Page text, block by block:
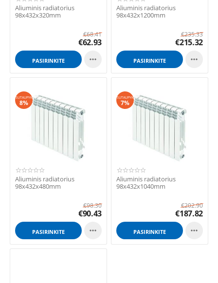
Aliuminis radiatorius
98x432x320mm
€68.41
€62.93
PASIRINKITE
GALIMYBES

Aliuminis radiatorius
98x432x1200mm
€235.33
€215.32
PASIRINKITE
GALIMYBES

SUTAUPYK
8%
Aliuminis radiatorius
98x432x480mm
€98.30
€90.43
PASIRINKITE
GALIMYBES

SUTAUPYK
7%
Aliuminis radiatorius
98x432x1040mm
€202.90
€187.82
PASIRINKITE 